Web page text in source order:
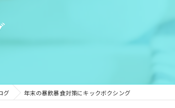
グ 年末の暴飲暴食対策にキックボクシング